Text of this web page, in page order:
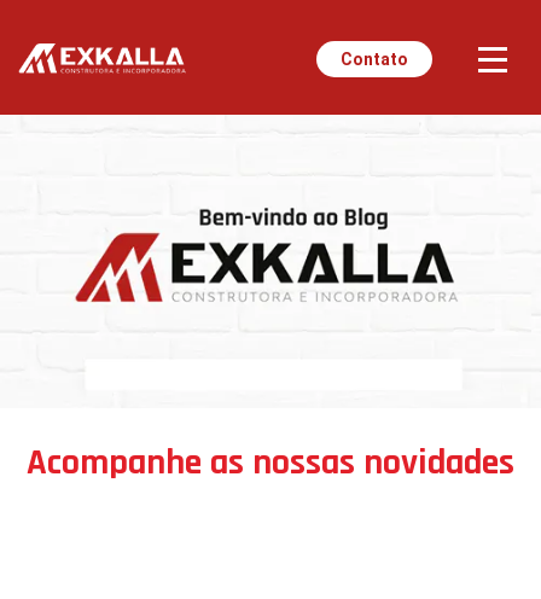
Contato
Acompanhe as nossas novidades